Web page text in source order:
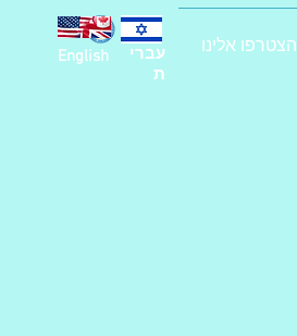
English
עברי
ת
הצטרפו אלינו